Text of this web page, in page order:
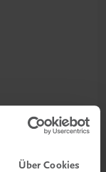
Über Cookies